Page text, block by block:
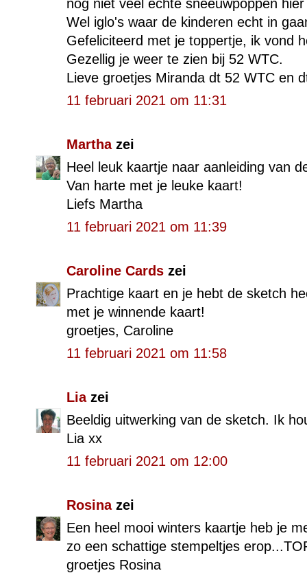
nog niet veel echte sneeuwpoppen
Wel iglo's waar de kinderen echt in
Gefeliciteerd met je toppertje, ik vond
Gezellig je weer te zien bij 52 WTC.
Lieve groetjes Miranda dt 52 WTC en
11 februari 2021 om 11:31
Marthazei
Heel leuk kaartje naar aanleiding van
Van harte met je leuke kaart!
Liefs Martha
11 februari 2021 om 11:39
Caroline Cards zei
Prachtige kaart en je hebt de sketch
met je winnende kaart!
groetjes, Caroline
11 februari 2021 om 11:58
Liazei
Beeldig uitwerking van de sketch. Ik
Lia xx
11 februari 2021 om 12:00
Rosinazei
Een heel mooi winters kaartje heb je
zo een schattige stempeltjes
groetjes Rosina